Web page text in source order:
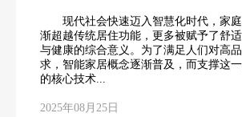
现代社会快速迈入智慧化时代，家庭
渐超越传统居住功能，更多被赋予了舒
与健康的综合意义。为了满足人们对高
求，智能家居概念逐渐普及，而支撑这
的核心技术...
2025年08月25日